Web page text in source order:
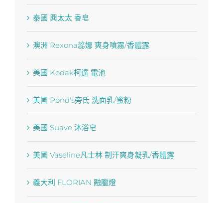
泰國 興太太 香皂
澳洲 Rexona蕊娜 爽身噴霧/香體露
美國 Kodak柯達 電池
美國 Pond′s旁氏 洗面乳/蜜粉
美國 Suave 沐浴皂
美國 Vaseline凡士林 制汗爽身凝乳/香體露
義大利 FLORIAN 融臘燈